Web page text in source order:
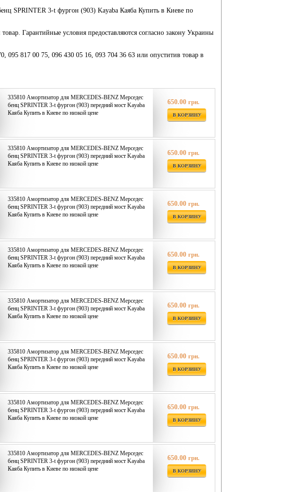
SPRINTER 3-t фургон (903) Kayaba Каяба Купить в Киеве по
Гарантийные условия предоставляются согласно закону Украины
095 817 00 75, 096 430 05 16, 093 704 36 63 или опуститив товар в
335810 Амортизатор для MERCEDES-BENZ Мерседес
бенц SPRINTER 3-t фургон (903) передний мост Kayaba
Каяба Купить в Киеве по низкой цене
650.00 грн.
В КОРЗИНУ
335810 Амортизатор для MERCEDES-BENZ Мерседес
бенц SPRINTER 3-t фургон (903) передний мост Kayaba
Каяба Купить в Киеве по низкой цене
650.00 грн.
В КОРЗИНУ
335810 Амортизатор для MERCEDES-BENZ Мерседес
бенц SPRINTER 3-t фургон (903) передний мост Kayaba
Каяба Купить в Киеве по низкой цене
650.00 грн.
В КОРЗИНУ
335810 Амортизатор для MERCEDES-BENZ Мерседес
бенц SPRINTER 3-t фургон (903) передний мост Kayaba
Каяба Купить в Киеве по низкой цене
650.00 грн.
В КОРЗИНУ
335810 Амортизатор для MERCEDES-BENZ Мерседес
бенц SPRINTER 3-t фургон (903) передний мост Kayaba
Каяба Купить в Киеве по низкой цене
650.00 грн.
В КОРЗИНУ
335810 Амортизатор для MERCEDES-BENZ Мерседес
бенц SPRINTER 3-t фургон (903) передний мост Kayaba
Каяба Купить в Киеве по низкой цене
650.00 грн.
В КОРЗИНУ
335810 Амортизатор для MERCEDES-BENZ Мерседес
бенц SPRINTER 3-t фургон (903) передний мост Kayaba
Каяба Купить в Киеве по низкой цене
650.00 грн.
В КОРЗИНУ
335810 Амортизатор для MERCEDES-BENZ Мерседес
бенц SPRINTER 3-t фургон (903) передний мост Kayaba
Каяба Купить в Киеве по низкой цене
650.00 грн.
В КОРЗИНУ